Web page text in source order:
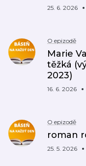
25. 6. 2026
O epizodě
Marie
těžká
2023)
16. 6. 2026
O epizodě
roman
25. 5. 2026